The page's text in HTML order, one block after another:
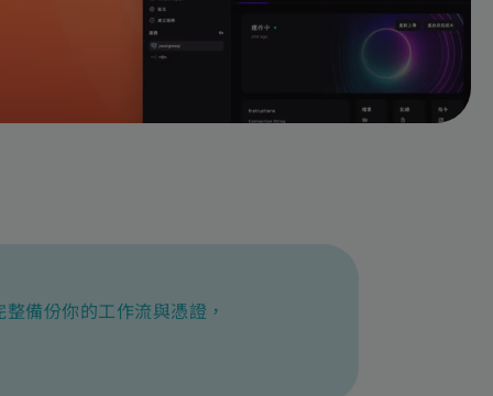
備份你的工作流與憑證，